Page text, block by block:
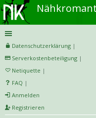
Datenschutzerklärung |
Serverkostenbeteiligung |
Netiquette |
FAQ |
Anmelden
Registrieren